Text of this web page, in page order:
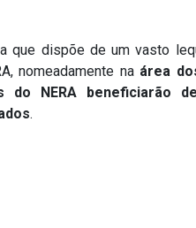
que dispõe de um vasto
nomeadamente na área
do NERA beneficiarão
.